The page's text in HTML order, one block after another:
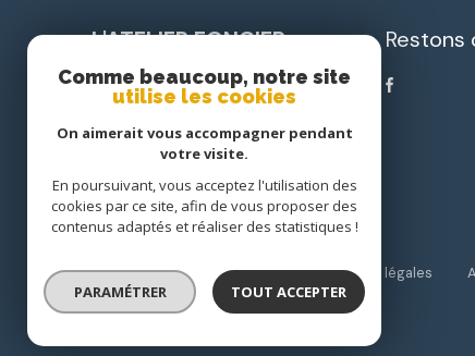
L'ATELIER FONCIER
IMMOBILIER
accueil@latelierfoncierimmobilier.com
24750 Boulazac
Nos partenaires Nos honoraires Mentions légales
© 2026 | Tous droits réservés
Comme beaucoup, notre site
utilise les cookies
On aimerait vous accompagner pendant
votre visite.
En poursuivant, vous acceptez l'utilisation des
cookies par ce site, afin de vous proposer des
contenus adaptés et réaliser des statistiques !
PARAMÉTRER TOUT ACCEPTER